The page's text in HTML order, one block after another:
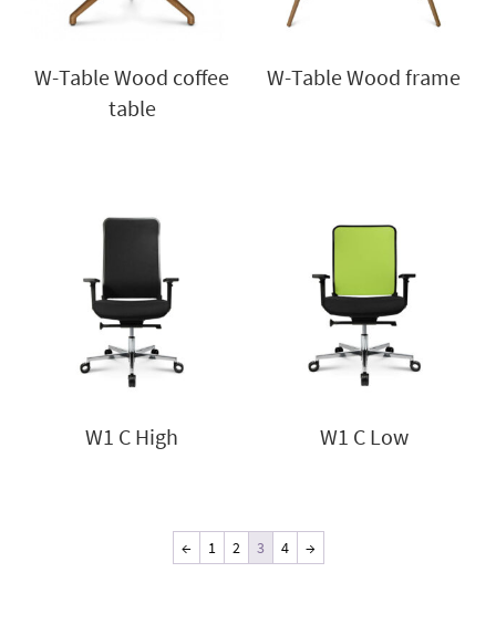
W-Table Wood coffee
table
W-Table Wood frame
W1 C High W1 C Low
← 1 2 3 4 →